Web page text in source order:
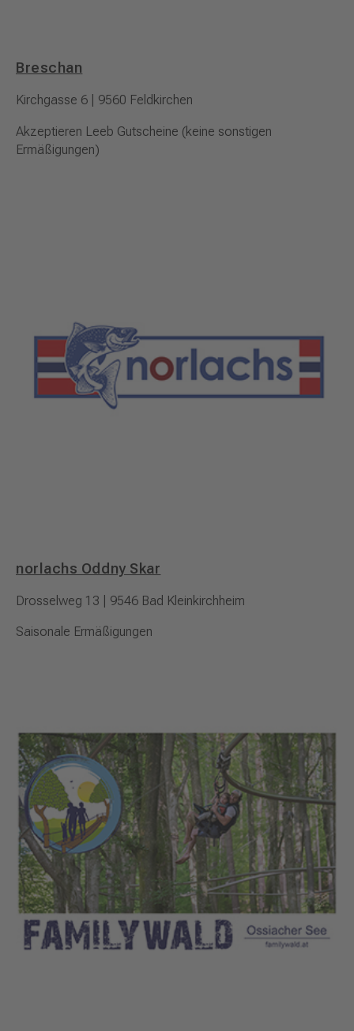
Breschan
Kirchgasse 6 | 9560 Feldkirchen
Akzeptieren Leeb Gutscheine (keine sonstigen
Ermäßigungen)
norlachs Oddny Skar
Drosselweg 13 | 9546 Bad Kleinkirchheim
Saisonale Ermäßigungen